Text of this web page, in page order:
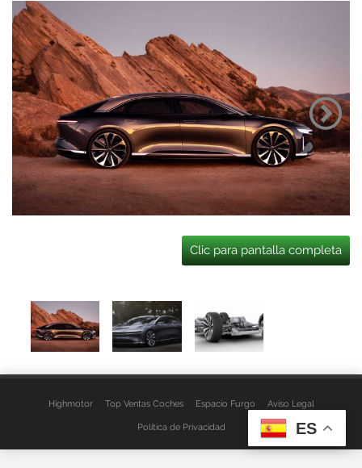
Clic para pantalla completa
Highmotor Top Ventas Coches Espacio Furgo Aviso Legal
Política de Privacidad ES